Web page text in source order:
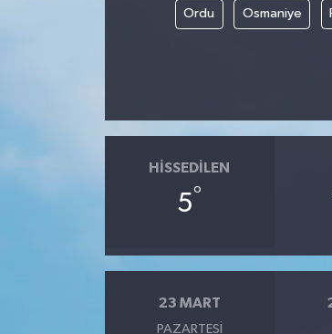
Ordu Osmaniye
HISSEDILEN
5°
23 MART
PAZARTESI